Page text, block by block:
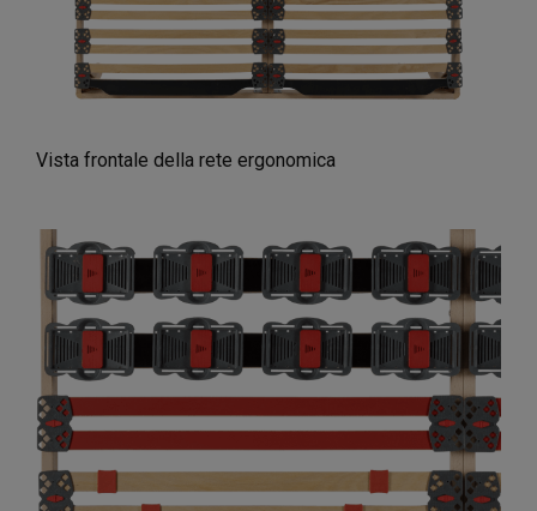
Vista frontale della rete ergonomica